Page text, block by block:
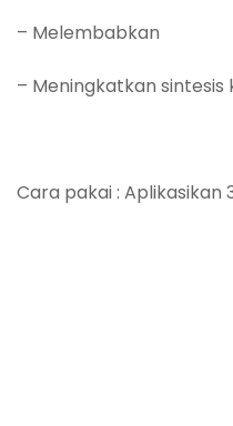
– Melembabkan
– Meningkatkan sintesis
Cara pakai :